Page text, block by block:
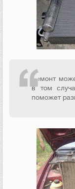
Ремонт
в том
поможет